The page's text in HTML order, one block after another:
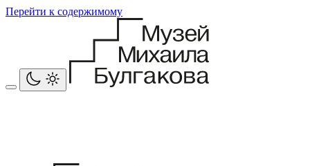
Перейти к содержимому